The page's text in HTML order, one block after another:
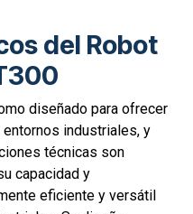
Pudu T300
cm de ancho, 50 cm de
, el Pudu T300 está
facilidad en áreas donde
que pueda moverse sin
y otros obstáculos,
la manipulación de